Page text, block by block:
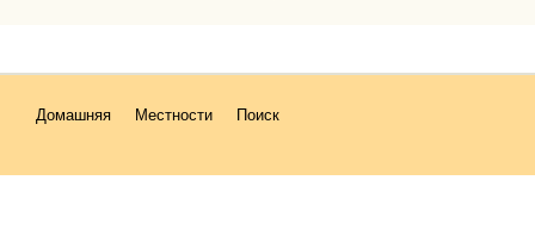
Домашняя Местности Поиск